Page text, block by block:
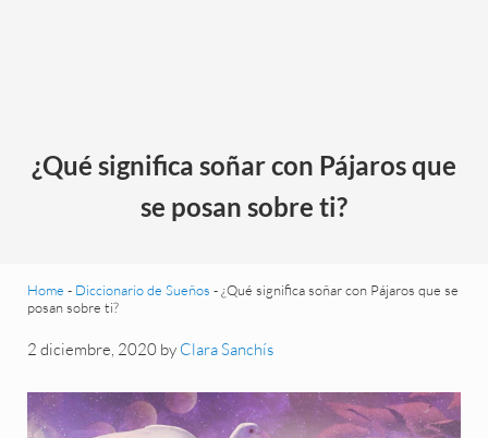
¿Qué significa soñar con Pájaros que
se posan sobre ti?
Home - Diccionario de Sueños -¿Qué significa soñar con Pájaros que se
posan sobre ti?
2 diciembre, 2020 by Clara Sanchís